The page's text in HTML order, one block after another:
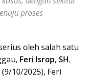
proses
oleh salah satu
Feri Isrop, SH.
10/2025), Feri